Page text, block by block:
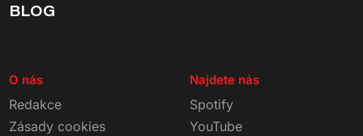
BLOG
O nás
Redakce
Zásady cookies
Najdete nás
Spotify
YouTube